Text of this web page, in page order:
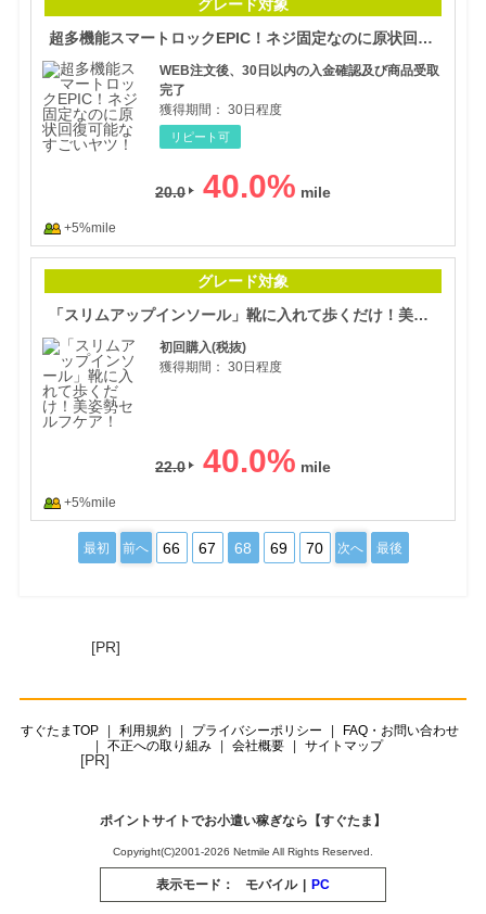
グレード対象
超多機能スマートロックEPIC！ネジ固定なのに原状回復可能なすごいヤツ！
WEB注文後、30日以内の入金確認及び商品受取
完了
獲得期間： 30日程度
リピート可
20.0 40.0%
+5%mile
グレード対象
「スリムアップインソール」靴に入れて歩くだけ！美姿勢セルフケア！
初回購入(税抜)
獲得期間： 30日程度
22.0 40.0%
+5%mile
最初 前へ 66 67 68 69 70 次へ 最後
[PR]
すぐたまTOP 利用規約 プライバシーポリシー
FAQ・お問い合わせ
不正への取り組み
会社概要 サイトマップ
[PR]
ポイントサイトでお小遣い稼ぎなら【すぐたま】
Copyright(C)2001-2026 Netmile All Rights Reserved.
表示モード： モバイル PC